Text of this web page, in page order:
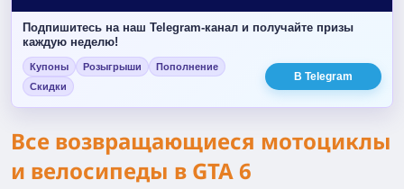
Подпишитесь на наш Telegram-канал и получайте призы
каждую неделю!
Купоны Розыгрыши
Пополнение
Скидки
В Telegram
Все возвращающиеся мотоциклы
и велосипеды в GTA 6